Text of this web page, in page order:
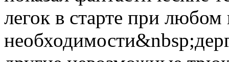
легок в старте при любом